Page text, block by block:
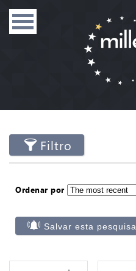
Filtro
Ordenar por
Salvar esta pesquisa